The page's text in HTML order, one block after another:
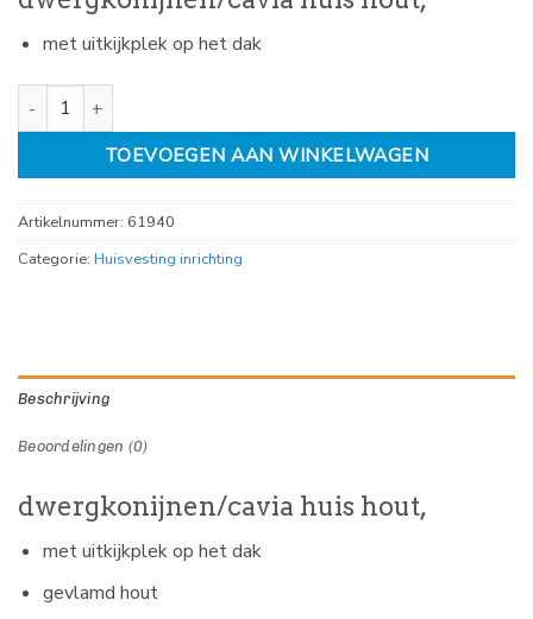
met uitkijkplek op het dak
dwergkonijnen/cavia huis hout, aantal
TOEVOEGEN AAN WINKELWAGEN
Artikelnummer: 61940
Categorie: Huisvesting inrichting
Beschrijving
Beoordelingen (0)
dwergkonijnen/cavia huis hout,
met uitkijkplek op het dak
gevlamd hout